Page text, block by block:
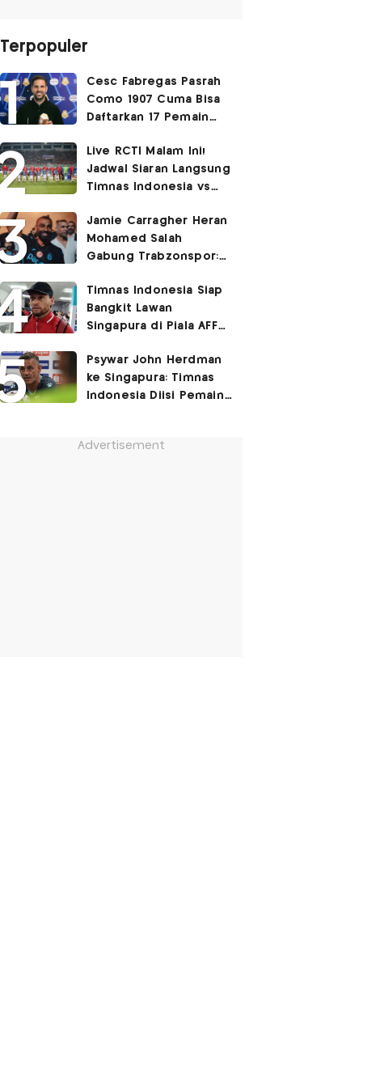
Terpopuler
Cesc Fabregas Pasrah
Como 1907 Cuma Bisa
Daftarkan 17 Pemain
2026-2027
Live RCTI Malam Ini!
Jadwal Siaran Langsung
Timnas Indonesia vs
2026: Laga Hidup Mati
Jamie Carragher Heran
Mohamed Salah
Gabung Trabzonspor:
Ronaldo, Harusnya ke
Juventus!
Timnas Indonesia Siap
Bangkit Lawan
Singapura di Piala AFF
280 Juta Pendukung
Kami
Psywar John Herdman
ke Singapura: Timnas
Indonesia Diisi Pemain
Advertisement